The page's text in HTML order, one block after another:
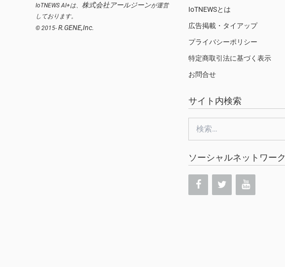
IoTNEWS AI+は、 株式会社アールジーンが運営
しております。
© 2015- R.GENE,Inc.
IoTNEWSとは
広告掲載・タイアップ
プライバシーポリシー
特定商取引法に基づく表示
お問合せ
サイト内検索
索:
ソーシャルネットワーク